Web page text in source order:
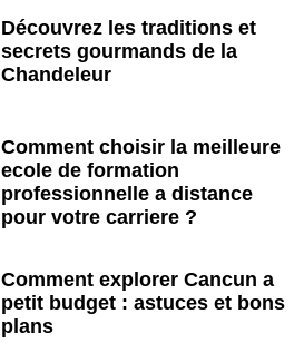
Découvrez les traditions et
secrets gourmands de la
Chandeleur
Comment choisir la meilleure
ecole de formation
professionnelle a distance
pour votre carriere ?
Comment explorer Cancun a
petit budget : astuces et bons
plans